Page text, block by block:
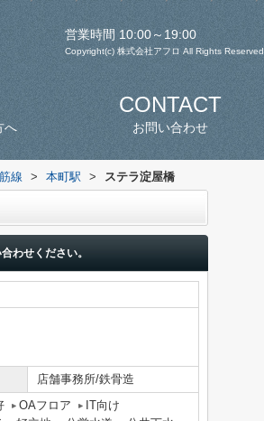
営業時間 10:00～19:00
Copyright(c) 株式会社アフロ All Rights Reserved.
へ
CONTACT
お問い合わせ
線 > 本町駅 > ステラ淀屋橋
わせください。
店舗事務所/鉄骨造
OAフロア
IT向け